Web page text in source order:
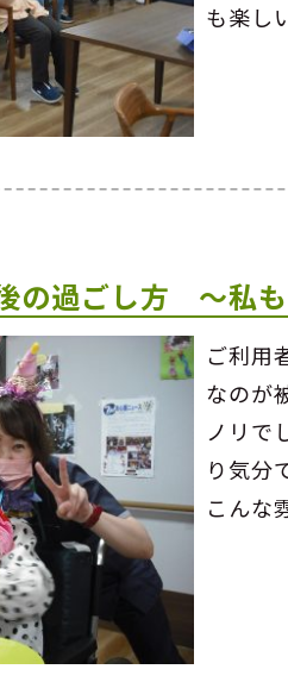
も楽し
の過ごし方 ～私
ご利用
なのが
ノリで
り気分
こんな